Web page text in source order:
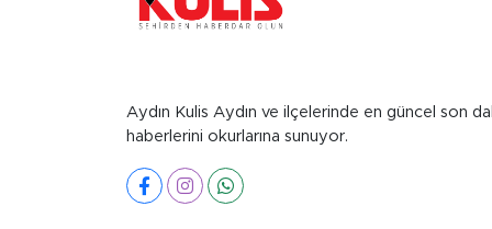
Aydın Kulis Aydın ve ilçelerinde en güncel son
haberlerini okurlarına sunuyor.